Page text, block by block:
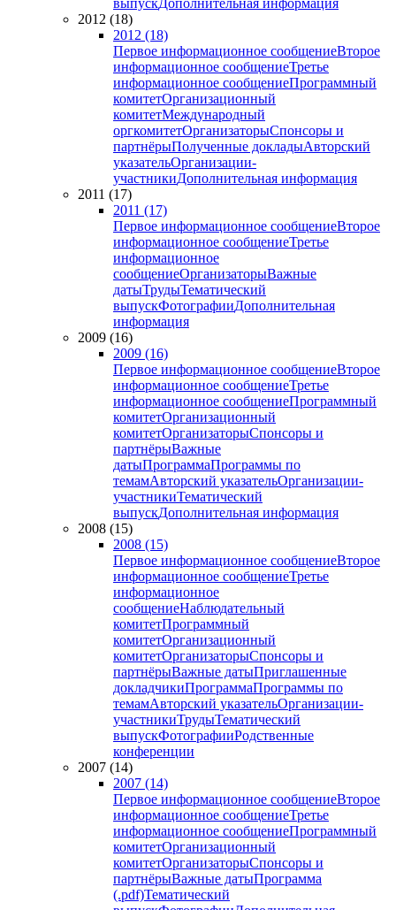
выпускДополнительная информация
2012 (18)
2012 (18)
Первое информационное сообщениеВторое
информационное сообщениеТретье
информационное сообщениеПрограммный
комитетОрганизационный
комитетМеждународный
оргкомитетОрганизаторыСпонсоры и
партнёрыПолученные докладыАвторский
указательОрганизации-
участникиДополнительная информация
2011 (17)
2011 (17)
Первое информационное сообщениеВторое
информационное сообщениеТретье
информационное
сообщениеОрганизаторыВажные
датыТрудыТематический
выпускФотографииДополнительная
информация
2009 (16)
2009 (16)
Первое информационное сообщениеВторое
информационное сообщениеТретье
информационное сообщениеПрограммный
комитетОрганизационный
комитетОрганизаторыСпонсоры и
партнёрыВажные
датыПрограммаПрограммы по
темамАвторский указательОрганизации-
участникиТематический
выпускДополнительная информация
2008 (15)
2008 (15)
Первое информационное сообщениеВторое
информационное сообщениеТретье
информационное
сообщениеНаблюдательный
комитетПрограммный
комитетОрганизационный
комитетОрганизаторыСпонсоры и
партнёрыВажные датыПриглашенные
докладчикиПрограммаПрограммы по
темамАвторский указательОрганизации-
участникиТрудыТематический
выпускФотографииРодственные
конференции
2007 (14)
2007 (14)
Первое информационное сообщениеВторое
информационное сообщениеТретье
информационное сообщениеПрограммный
комитетОрганизационный
комитетОрганизаторыСпонсоры и
партнёрыВажные датыПрограмма
(.pdf)Тематический